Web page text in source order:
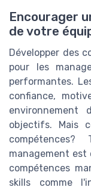
Encourager
de votre
Développer des
pour les
performantes.
confiance,
objectifs. Mais
management est
compétences
skills comme